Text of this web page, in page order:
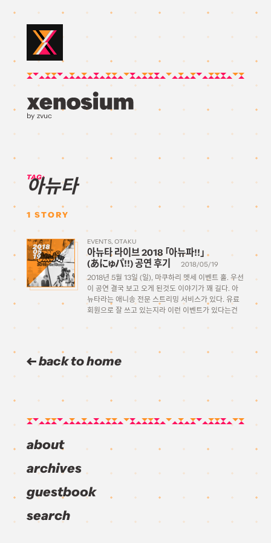
by zvuc
TAG:
아뉴타
1 STORY
2018
05
19
EVENTS OTAKU
아뉴타 라이브 2018 「아뉴파!!」
(あにゅパ!!) 공연 후기
2018/05/19
2018년 5월 13일 (일), 마쿠하리 멧세 이벤트 홀. 우선
이 공연 결국 보고 오게 된것도 이야기가 꽤 길다. 아
뉴타라는 애니송 전문 스트리밍 서비스가 있다. 유료
회원으로 잘 쓰고 있는지라 이런 이벤트가 있다는건
back to home
about
archives
guestbook
search